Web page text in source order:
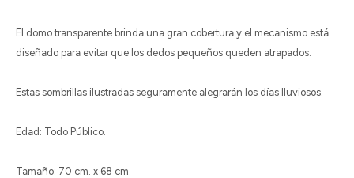
El domo transparente brinda una gran cobertura y el mecanismo está
diseñado para evitar que los dedos pequeños queden atrapados.
Estas sombrillas ilustradas seguramente alegrarán los días lluviosos.
Edad: Todo Público.
Tamaño: 70 cm. x 68 cm.